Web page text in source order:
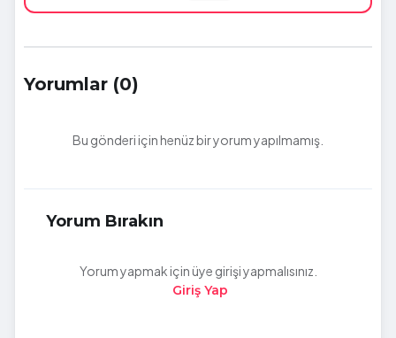
Yorumlar (0)
Bu gönderi için henüz bir yorum yapılmamış.
Yorum Bırakın
Yorum yapmak için üye girişi yapmalısınız.
Giriş Yap